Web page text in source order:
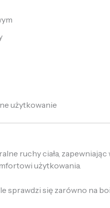
użytkowanie
ruchy ciała,
użytkowania.
sprawdzi się zarówno na